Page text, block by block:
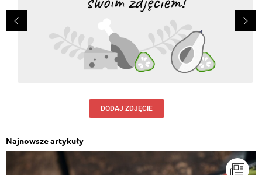
DODAJ ZDJĘCIE
Najnowsze artykuły